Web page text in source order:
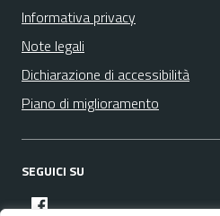
Informativa privacy
Note legali
Dichiarazione di accessibilità
Piano di miglioramento
SEGUICI SU
facebook